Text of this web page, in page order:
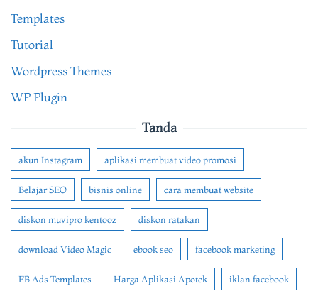
Templates
Tutorial
Wordpress Themes
WP Plugin
Tanda
akun Instagram aplikasi membuat video promosi
Belajar SEO bisnis online cara membuat website
diskon muvipro kentooz diskon ratakan
download Video Magic ebook seo facebook marketing
FB Ads Templates Harga Aplikasi Apotek iklan facebook